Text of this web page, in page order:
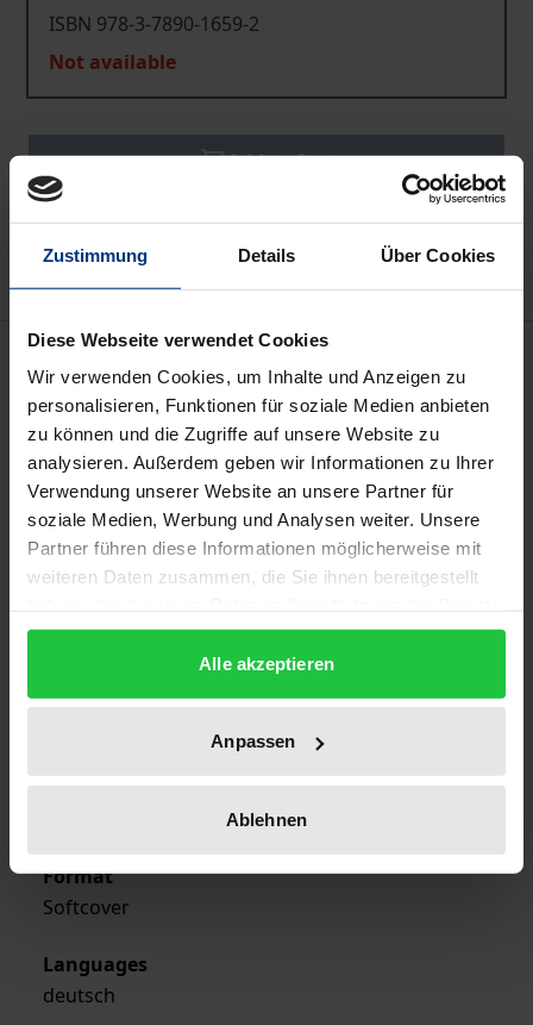
Zustimmung Details Über Cookies
Diese Webseite verwendet Cookies
Wir verwenden Cookies, um Inhalte und Anzeigen zu
personalisieren, Funktionen für soziale Medien anbieten
zu können und die Zugriffe auf unsere Website zu
analysieren. Außerdem geben wir Informationen zu Ihrer
Verwendung unserer Website an unsere Partner für
soziale Medien, Werbung und Analysen weiter. Unsere
Partner führen diese Informationen möglicherweise mit
weiteren Daten zusammen, die Sie ihnen bereitgestellt
gesammelt haben.
Alle akzeptieren
Anpassen
Ablehnen
ISBN 978-3-7890-1659-2
Not available
Add to Cart
Add to Wish List
Delivery cost notice
Bibliographical data
Edition
1
ISBN
978-3-7890-1659-2
Year of Publication
Publisher
Format
Softcover
Languages
deutsch